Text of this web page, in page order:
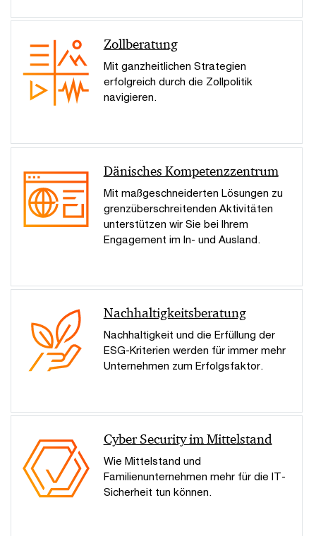
Zollberatung
Mit ganzheitlichen Strategien
erfolgreich durch die Zollpolitik
navigieren.
Dänisches Kompetenzzentrum
Mit maßgeschneiderten Lösungen zu
grenzüberschreitenden Aktivitäten
unterstützen wir Sie bei Ihrem
Engagement im In- und Ausland.
Nachhaltigkeitsberatung
Nachhaltigkeit und die Erfüllung der
ESG-Kriterien werden für immer mehr
Unternehmen zum Erfolgsfaktor.
Cyber Security im Mittelstand
Wie Mittelstand und
Familienunternehmen mehr für die IT-
Sicherheit tun können.